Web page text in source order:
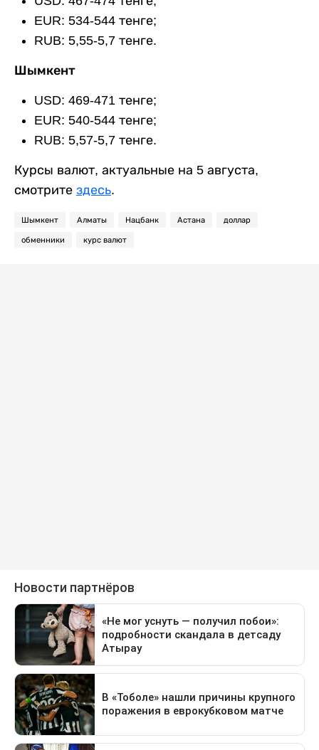
EUR: 534-544 тенге;
RUB: 5,55-5,7 тенге.
Шымкент
USD: 469-471 тенге;
EUR: 540-544 тенге;
RUB: 5,57-5,7 тенге.
Курсы валют, актуальные на 5 августа,
смотрите здесь.
Шымкент Алматы Нацбанк Астана доллар
обменники курс валют